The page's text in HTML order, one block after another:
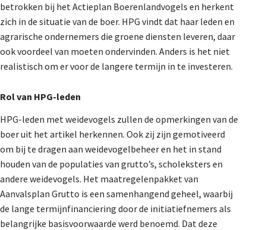
betrokken bij het Actieplan Boerenlandvogels en herkent
zich in de situatie van de boer. HPG vindt dat haar leden en
agrarische ondernemers die groene diensten leveren, daar
ook voordeel van moeten ondervinden. Anders is het niet
realistisch om er voor de langere termijn in te investeren.
Rol van HPG-leden
HPG-leden met weidevogels zullen de opmerkingen van de
boer uit het artikel herkennen. Ook zij zijn gemotiveerd
om bij te dragen aan weidevogelbeheer en het in stand
houden van de populaties van grutto’s, scholeksters en
andere weidevogels. Het maatregelenpakket van
Aanvalsplan Grutto is een samenhangend geheel, waarbij
de lange termijnfinanciering door de initiatiefnemers als
belangrijke basisvoorwaarde werd benoemd. Dat deze